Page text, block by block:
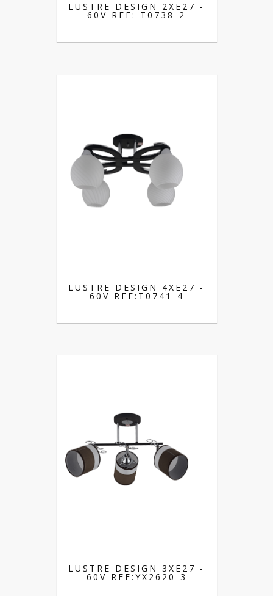
LUSTRE DESIGN 2XE27 -
60V REF: T0738-2
LUSTRE DESIGN 4XE27 -
60V REF:T0741-4
LUSTRE DESIGN 3XE27 -
60V REF:YX2620-3